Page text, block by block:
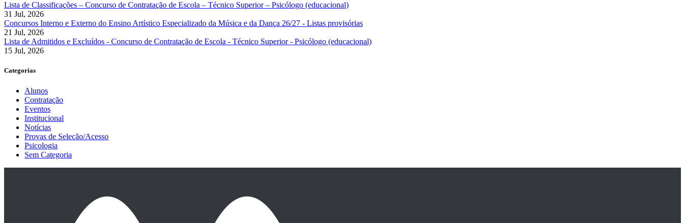
Lista de Classificações – Concurso de Contratação de Escola – Técnico Superior – Psicólogo (educacional)
31 Jul, 2026
Concursos Interno e Externo do Ensino Artístico Especializado da Música e da Dança 26/27 - Listas provisórias
21 Jul, 2026
Lista de Admitidos e Excluídos - Concurso de Contratação de Escola - Técnico Superior - Psicólogo (educacional)
15 Jul, 2026
Categorias
Alunos
Contratação
Eventos
Institucional
Notícias
Provas de Seleção/Acesso
Psicologia
Sem Categoria